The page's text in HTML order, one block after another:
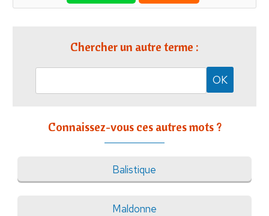
Chercher un autre terme :
Connaissez-vous ces autres mots ?
Balistique
Maldonne